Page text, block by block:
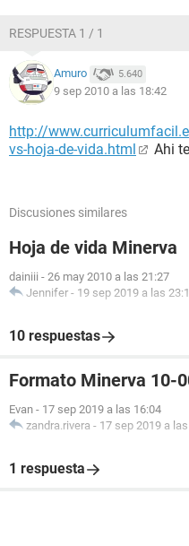
RESPUESTA 1 / 1
Amuro 5.640
9 sep 2010 a las 18:42
http://
vs-hoja-de-vida.html
Ahi
Discusiones similares
Hoja de vida Minerva
dainiii - 26 may 2010 a las 21:27
Jennifer - 19 sep 2019 a las
10 respuestas
Formato Minerva 10-
Evan - 17 sep 2019 a las 16:04
zandra.rivera - 17 sep 2019 a
1 respuesta